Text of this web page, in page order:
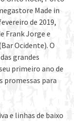
Made in
de 2019,
Frank Jorge e
Ocidente). O
grandes
primeiro ano de
promessas para
e linhas de baixo